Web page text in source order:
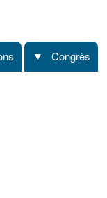
Congrès